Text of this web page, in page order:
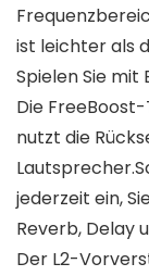
ist leichter als
Spielen Sie mit
Die
nutzt die
jederzeit ein,
Reverb, Delay
Der L2-